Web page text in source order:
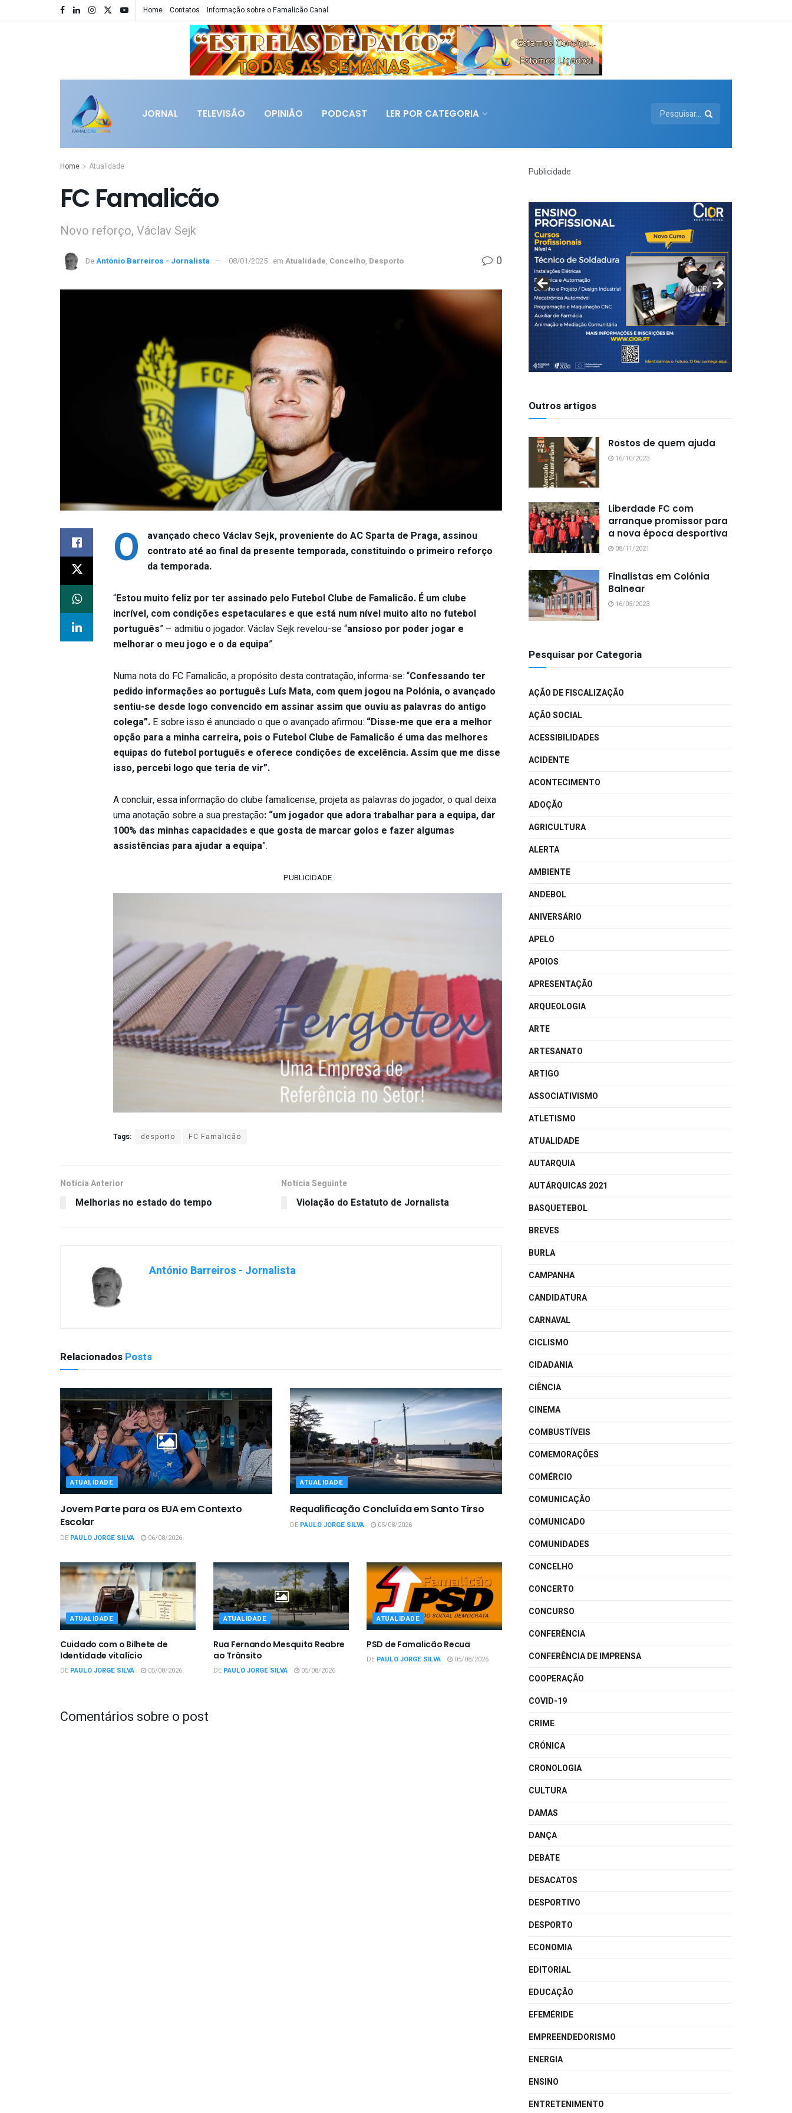
Home Contatos Informação sobre o Famalicão Canal
JORNAL TELEVISÃO OPINIÃO PODCAST LER POR CATEGORIA
Home Atualidade
FC Famalicão
Novo reforço, Václav Sejk
DeAntónio Barreiros - Jornalista 08/01/2025 em Atualidade, Concelho, Desporto 0
O
avançado checo Václav Sejk, proveniente do AC Sparta de Praga, assinou
contrato até ao final da presente temporada, constituindo o primeiro reforço
da temporada.
“Estou muito feliz por ter assinado pelo Futebol Clube de Famalicão. É um clube
incrível, com condições espetaculares e que está num nível muito alto no futebol
português” – admitiu o jogador. Václav Sejk revelou-se “ansioso por poder jogar e
melhorar o meu jogo e o da equipa”.
Numa nota do FC Famalicão, a propósito desta contratação, informa-se: “Confessando ter
pedido informações ao português Luís Mata, com quem jogou na Polónia, o avançado
sentiu-se desde logo convencido em assinar assim que ouviu as palavras do antigo
colega”. E sobre isso é anunciado o que o avançado afirmou: “Disse-me que era a melhor
opção para a minha carreira, pois o Futebol Clube de Famalicão é uma das melhores
equipas do futebol português e oferece condições de excelência. Assim que me disse
isso, percebi logo que teria de vir”.
A concluir, essa informação do clube famalicense, projeta as palavras do jogador, o qual deixa
uma anotação sobre a sua prestação: “um jogador que adora trabalhar para a equipa, dar
100% das minhas capacidades e que gosta de marcar golos e fazer algumas
assistências para ajudar a equipa”.
PUBLICIDADE
Tags: desporto FC Famalicão
Notícia Anterior
Melhorias no estado do tempo
Notícia Seguinte
Violação do Estatuto de Jornalista
António Barreiros - Jornalista
Relacionados Posts
ATUALIDADE
Jovem Parte para os EUA em Contexto
Escolar
DE PAULO JORGE SILVA 06/08/2026
ATUALIDADE
Requalificação Concluída em Santo Tirso
DE PAULO JORGE SILVA 05/08/2026
ATUALIDADE
Cuidado com o Bilhete de
Identidade vitalício
DE PAULO JORGE SILVA 05/08/2026
ATUALIDADE
Rua Fernando Mesquita Reabre
ao Trânsito
DE PAULO JORGE SILVA 05/08/2026
ATUALIDADE
PSD de Famalicão Recua
DE PAULO JORGE SILVA 05/08/2026
Comentários sobre o post
Publicidade
Outros artigos
Rostos de quem ajuda
16/10/2023
Liberdade FC com
arranque promissor para
a nova época desportiva
08/11/2021
Finalistas em Colónia
Balnear
16/05/2023
Pesquisar por Categoria
AÇÃO DE FISCALIZAÇÃO
AÇÃO SOCIAL
ACESSIBILIDADES
ACIDENTE
ACONTECIMENTO
ADOÇÃO
AGRICULTURA
ALERTA
AMBIENTE
ANDEBOL
ANIVERSÁRIO
APELO
APOIOS
APRESENTAÇÃO
ARQUEOLOGIA
ARTE
ARTESANATO
ARTIGO
ASSOCIATIVISMO
ATLETISMO
ATUALIDADE
AUTARQUIA
AUTÁRQUICAS 2021
BASQUETEBOL
BREVES
BURLA
CAMPANHA
CANDIDATURA
CARNAVAL
CICLISMO
CIDADANIA
CIÊNCIA
CINEMA
COMBUSTÍVEIS
COMEMORAÇÕES
COMÉRCIO
COMUNICAÇÃO
COMUNICADO
COMUNIDADES
CONCELHO
CONCERTO
CONCURSO
CONFERÊNCIA
CONFERÊNCIA DE IMPRENSA
COOPERAÇÃO
COVID-19
CRIME
CRÓNICA
CRONOLOGIA
CULTURA
DAMAS
DANÇA
DEBATE
DESACATOS
DESPORTIVO
DESPORTO
ECONOMIA
EDITORIAL
EDUCAÇÃO
EFEMÉRIDE
EMPREENDEDORISMO
ENERGIA
ENSINO
ENTRETENIMENTO